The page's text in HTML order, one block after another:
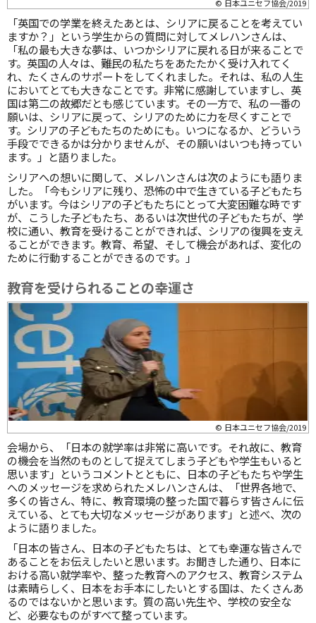
© 日本ユニセフ協会/2019
「英国での学業を終えたあとは、シリアに戻ることを考えてい
ますか？」という学生からの質問に対してメレハンさんは、
「私の最も大きな夢は、いつかシリアに戻れる日が来ることで
す。英国の人々は、難民の私たちをあたたかく受け入れてく
れ、たくさんのサポートをしてくれました。それは、私の人生
においてとても大きなことです。非常に感謝していますし、英
国は第二の故郷だとも感じています。その一方で、私の一番の
願いは、シリアに戻って、シリアのために力を尽くすことで
す。シリアの子どもたちのためにも。いつになるか、どういう
手段でできるかは分かりませんが、その願いはいつも持ってい
ます。」と語りました。
シリアへの想いに関して、メレハンさんは次のようにも語りま
した。「今もシリアに残り、恐怖の中で生きている子どもたち
がいます。今はシリアの子どもたちにとって大変困難な時です
が、こうした子どもたち、あるいは次世代の子どもたちが、学
校に通い、教育を受けることができれば、シリアの復興を支え
ることができます。教育、希望、そして機会があれば、変化の
ために行動することができるのです。」
教育を受けられることの幸運さ
© 日本ユニセフ協会/2019
会場から、「日本の就学率は非常に高いです。それ故に、教育
の機会を当然のものとして捉えてしまう子どもや学生もいると
思います」というコメントとともに、日本の子どもたちや学生
へのメッセージを求められたメレハンさんは、「世界各地で、
多くの皆さん、特に、教育環境の整った国で暮らす皆さんに伝
えている、とても大切なメッセージがあります」と述べ、次の
ように語りました。
「日本の皆さん、日本の子どもたちは、とても幸運な皆さんで
あることをお伝えしたいと思います。お聞きした通り、日本に
おける高い就学率や、整った教育へのアクセス、教育システム
は素晴らしく、日本をお手本にしたいとする国は、たくさんあ
るのではないかと思います。質の高い先生や、学校の安全な
ど、必要なものがすべて整っています。